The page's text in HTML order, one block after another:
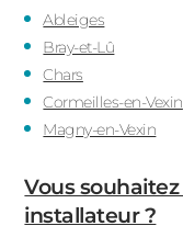
Ableiges
Bray-et-Lû
Chars
Cormeilles-en-Vexin
Magny-en-Vexin
Vous
installateur ?